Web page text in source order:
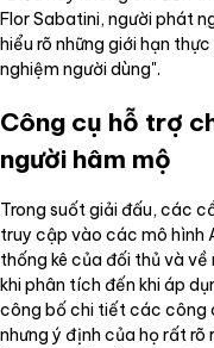
Flor Sabatini, người phát
hiểu rõ những giới hạn
nghiệm người dùng".
Công cụ hỗ trợ
người hâm mộ
Trong suốt giải đấu, các
truy cập vào các mô hình
thống kê của đối thủ và
khi phân tích đến khi áp
công bố chi tiết các công
nhưng ý định của họ rất rõ